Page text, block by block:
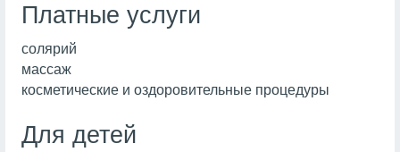
Платные услуги
солярий
массаж
косметические и оздоровительные процедуры
Для детей